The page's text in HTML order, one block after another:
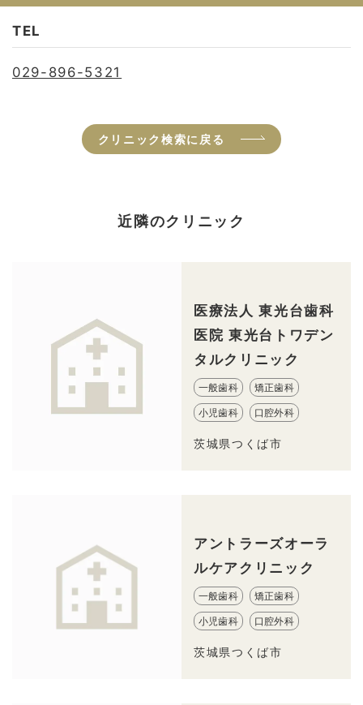
TEL
029-896-5321
クリニック検索に戻る
近隣のクリニック
医療法人 東光台歯科
医院 東光台トワデン
タルクリニック
一般歯科 矯正歯科
小児歯科 口腔外科
茨城県つくば市
アントラーズオーラ
ルケアクリニック
一般歯科 矯正歯科
小児歯科 口腔外科
茨城県つくば市